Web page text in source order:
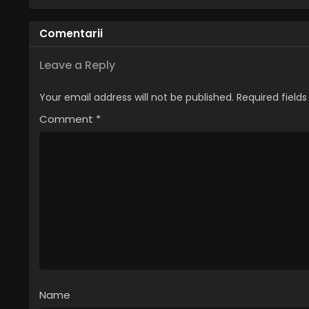
Comentarii
Leave a Reply
Your email address will not be published. Required
Comment *
Name